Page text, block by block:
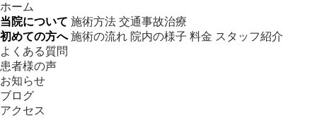
ホーム
当院について 施術方法 交通事故治療
初めての方へ 施術の流れ 院内の様子 料金 スタッフ紹介
よくある質問
患者様の声
お知らせ
ブログ
アクセス